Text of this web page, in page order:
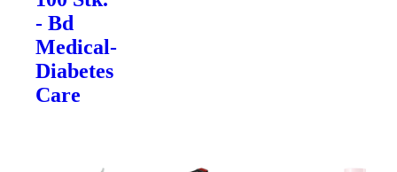
- Bd
Medical-
Diabetes
Care